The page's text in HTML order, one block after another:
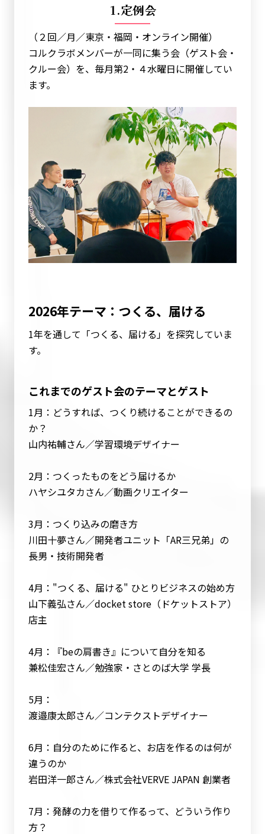
1.定例会
（２回／月／東京・福岡・オンライン開催）
コルクラボメンバーが一同に集う会（ゲスト会・
クルー会）を、毎月第2・４水曜日に開催してい
ます。
2026年テーマ：つくる、届ける
1年を通して「つくる、届ける」を探究していま
す。
これまでのゲスト会のテーマとゲスト
1月：どうすれば、つくり続けることができるの
か？
山内祐輔さん／学習環境デザイナー
2月：つくったものをどう届けるか
ハヤシユタカさん／動画クリエイター
3月：つくり込みの磨き方
川田十夢さん／開発者ユニット「AR三兄弟」の
長男・技術開発者
4月："つくる、届ける" ひとりビジネスの始め方
山下義弘さん／docket store（ドケットストア）
店主
4月：『beの肩書き』について自分を知る
兼松佳宏さん／勉強家・さとのば大学 学長
5月：
渡邉康太郎さん／コンテクストデザイナー
6月：自分のために作ると、お店を作るのは何が
違うのか
岩田洋一郎さん／株式会社VERVE JAPAN 創業者
7月：発酵の力を借りて作るって、どういう作り
方？